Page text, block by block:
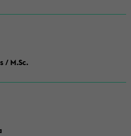
/ M.Sc.